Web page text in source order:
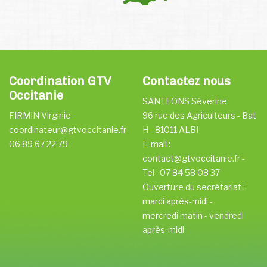
Coordination GTV
Occitanie
FIRMIN Virginie
coordinateur@gtvoccitanie.fr
06 89 67 22 79
Contactez nous
SANTFONS Séverine
96 rue des Agriculteurs - Bat
H - 81011 ALBI
E-mail :
contact@gtvoccitanie.fr -
Tel : 07 84 58 08 37
Ouverture du secrétariat :
mardi après-midi -
mercredi matin - vendredi
après-midi